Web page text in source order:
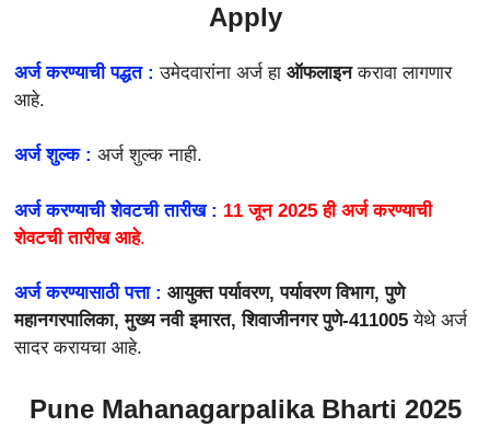
Apply
अर्ज करण्याची पद्धत : उमेदवारांना अर्ज हा ऑफलाइनकरावा लागणार
आहे.
अर्ज शुल्क : अर्ज शुल्क नाही.
अर्ज करण्याची शेवटची तारीख : 11 जून 2025 ही अर्ज करण्याची
शेवटची तारीख आहे.
अर्ज करण्यासाठी पत्ता : आयुक्त पर्यावरण, पर्यावरण विभाग, पुणे
महानगरपालिका, मुख्य नवी इमारत, शिवाजीनगर पुणे-411005येथे अर्ज
सादर करायचा आहे.
Pune Mahanagarpalika Bharti 2025